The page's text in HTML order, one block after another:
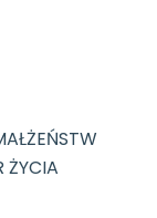
ŻYCIA